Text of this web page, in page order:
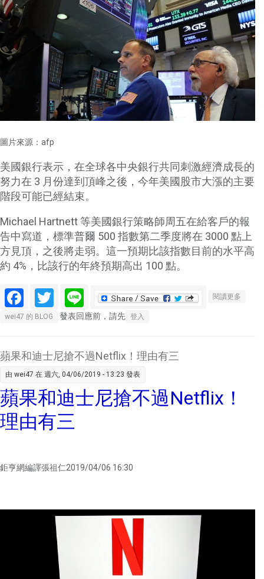
圖片來源：afp
美國銀行表示，在全球各中央銀行共同刺激經濟成長的
努力在 3 月份達到頂峰之後，今年美國股市大漲的主要
階段可能已經結束。
Michael Hartnett 等美國銀行策略師周五在給客戶的報
告中寫道，標準普爾 500 指數第二季度將在 3000 點上
方見頂，之後將走弱。這一預期比該指數目前的水平高
約 4%，比該行的年終預期高出 100 點。
Facebook
Twitter
Line 閱讀更多
wei47 的 BLOG 發表回應前，請先 登入
蘋果和迪士尼搶不過Netflix！理由有三
由 wei47 在 週六, 04/06/2019 - 13:23 發表
蘋果和迪士尼搶不過Netflix！
理由有三
鉅亨網編譯張祖仁2019/04/06 16:30